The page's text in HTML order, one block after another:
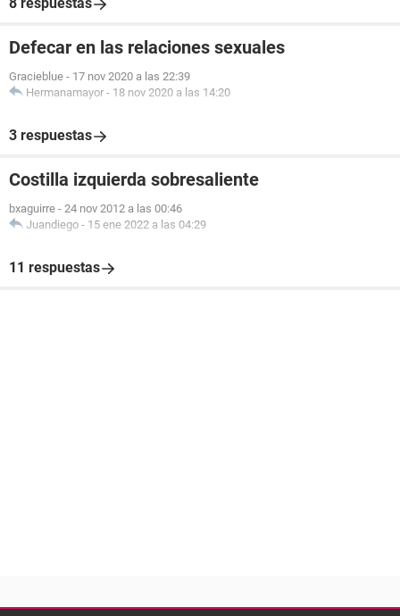
Defecar en las relaciones sexuales
Gracieblue - 17 nov 2020 a las 22:39
Hermanamayor - 18 nov 2020 a las 14:20
3 respuestas
Costilla izquierda sobresaliente
bxaguirre - 24 nov 2012 a las 00:46
Juandiego - 15 ene 2022 a las 04:29
11 respuestas